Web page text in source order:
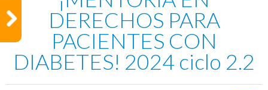
DERECHOS PARA
PACIENTES CON
DIABETES! 2024 ciclo 2.2